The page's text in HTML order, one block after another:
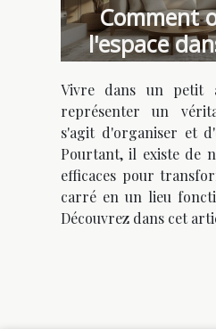
Comment
l'espace
Vivre dans un petit
représenter un
s'agit d'organiser et
Pourtant, il existe de
efficaces pour
carré en un lieu
Découvrez dans cet